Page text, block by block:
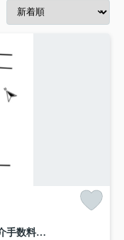
『八王子市土地』八王子市諏訪町【仲介手数料無料】